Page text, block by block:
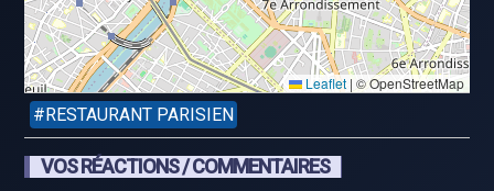
Leaflet | © OpenStreetMap
RESTAURANT PARISIEN
VOS RÉACTIONS / COMMENTAIRES